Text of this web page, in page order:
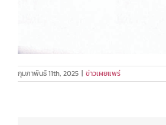
กุมภาพันธ์ 11th, 2025 ข่าวเผยแพร่